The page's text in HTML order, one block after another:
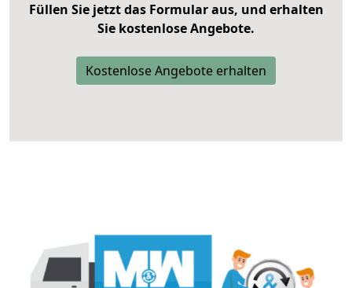
Füllen Sie jetzt das Formular aus, und erhalten
Sie kostenlose Angebote.
Kostenlose Angebote erhalten